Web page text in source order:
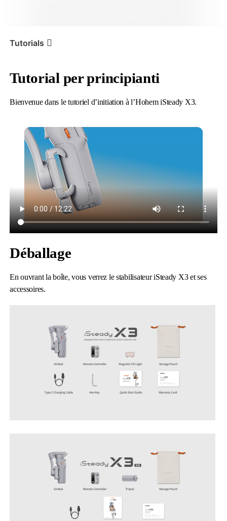
iSteady V3
iSteady M6
iSteady Q
Auto-Tracking Holder
Hohem GO
Tutorials
Tutorial iSteady X3 & X3 SE Tutoriel d’initiation
Tutorial per principianti
Bienvenue dans le tutoriel d’initiation à l’Hohem iSteady X3.
Déballage
En ouvrant la boîte, vous verrez le stabilisateur iSteady X3 et ses
accessoires.